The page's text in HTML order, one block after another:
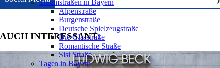
AUCH INTERESSANT:
Traumstraßen in Bayern
Alpenstraße
Burgenstraße
Deutsche Spielzeugstraße
Die Glasstraße
Romantische Straße
Sisi Straße
Tagen in Bayern